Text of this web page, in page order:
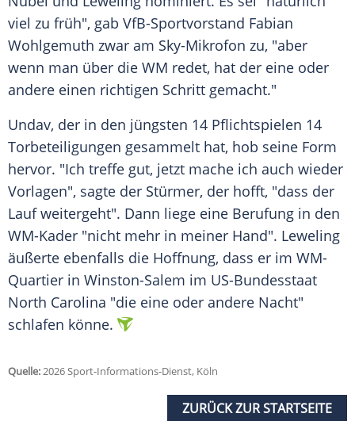
viel zu früh", gab VfB-Sportvorstand Fabian
Wohlgemuth zwar am Sky-Mikrofon zu, "aber
wenn man über die WM redet, hat der eine oder
andere einen richtigen Schritt gemacht."
Undav, der in den jüngsten 14 Pflichtspielen 14
Torbeteiligungen gesammelt hat, hob seine Form
hervor. "Ich treffe gut, jetzt mache ich auch wieder
Vorlagen", sagte der Stürmer, der hofft, "dass der
Lauf weitergeht". Dann liege eine Berufung in den
WM-Kader "nicht mehr in meiner Hand". Leweling
äußerte ebenfalls die Hoffnung, dass er im WM-
Quartier in Winston-Salem im US-Bundesstaat
North Carolina "die eine oder andere Nacht"
schlafen könne.
Quelle:2026 Sport-Informations-Dienst, Köln
ZURÜCK ZUR STARTSEITE